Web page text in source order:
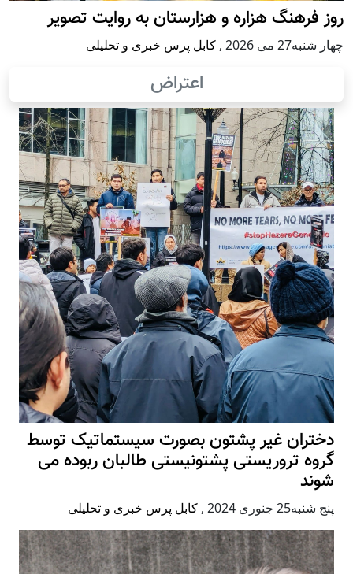
روز فرهنگ هزاره و هزارستان به روایت تصویر
چهار شنبه27 می 2026 , کابل پرس خبری و تحلیلی
اعتراض
دختران غیر پشتون بصورت سیستماتیک توسط
گروه تروریستی پشتونیستی طالبان ربوده می
شوند
پنج شنبه25 جنوری 2024 , کابل پرس خبری و تحلیلی